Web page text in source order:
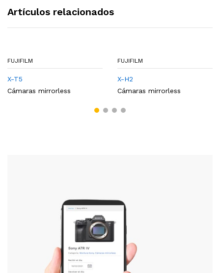
Artículos relacionados
FUJIFILM
X-T5
Cámaras mirrorless
FUJIFILM
X-H2
Cámaras mirrorless